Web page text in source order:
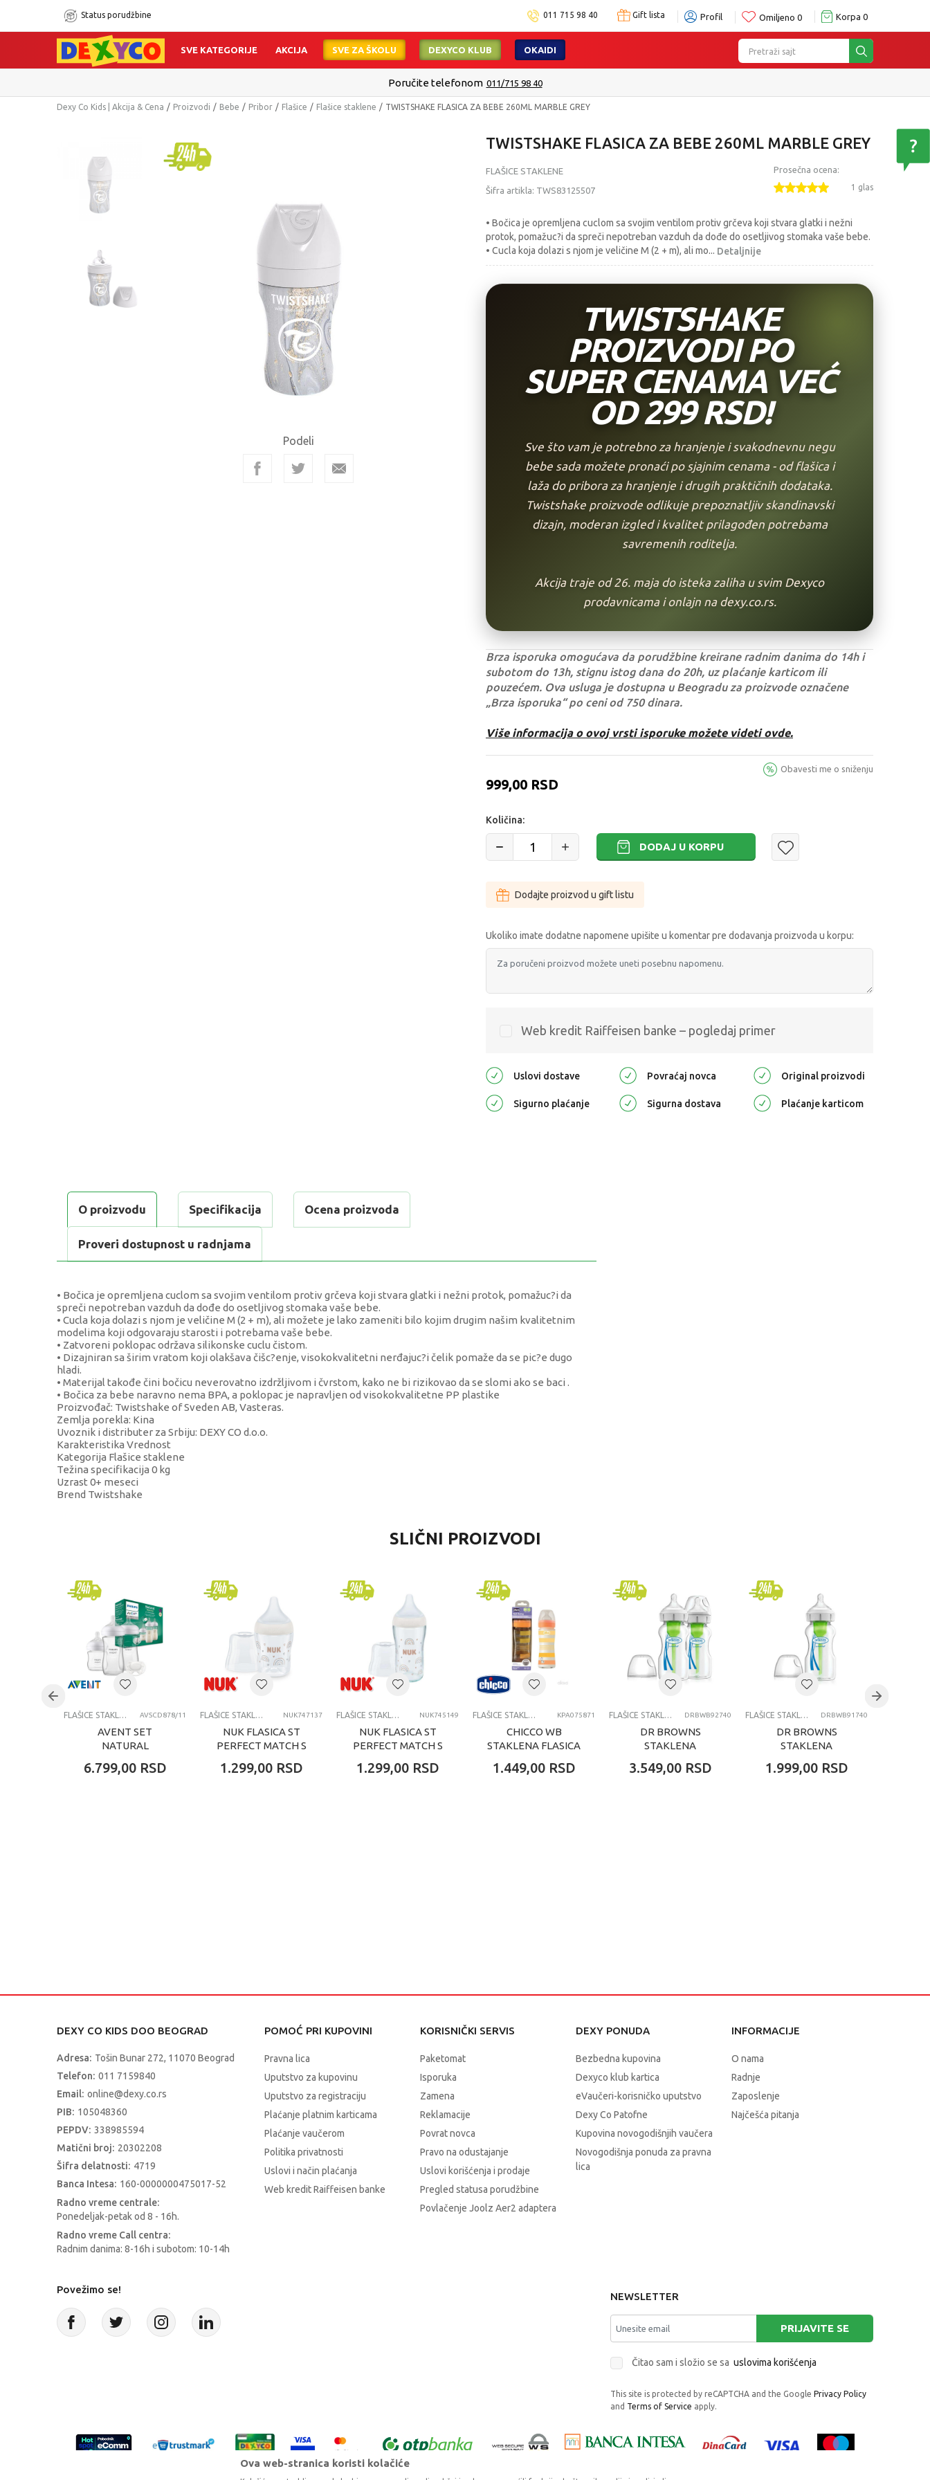
Status porudžbine 011 715 98 40 Gift lista Profil Omiljeno 0 Korpa 0
Pretraži sajt
SVE KATEGORIJE AKCIJA SVE ZA ŠKOLU DEXYCO KLUB OKAIDI
Isporuku možete očekivati u roku od 2 do 4 radna dana!
Dexy Co Kids | Akcija & Cena Proizvodi Bebe Pribor Flašice Flašice staklene TWISTSHAKE FLASICA ZA BEBE 260ML MARBLE GREY
Podeli
TWISTSHAKE FLASICA ZA BEBE 260ML MARBLE GREY
FLAŠICE STAKLENE
Šifra artikla: TWS83125507
Prosečna ocena:
1 glas
• Bočica je opremljena cuclom sa svojim ventilom protiv grčeva koji stvara glatki i nežni
protok, pomažuc?i da spreči nepotreban vazduh da dođe do osetljivog stomaka vaše bebe.
• Cucla koja dolazi s njom je veličine M (2 + m), ali mo... Detaljnije
TWISTSHAKE
PROIZVODI PO
SUPER CENAMA VEĆ
OD 299 RSD!
Sve što vam je potrebno za hranjenje i svakodnevnu negu
bebe sada možete pronaći po sjajnim cenama - od flašica i
laža do pribora za hranjenje i drugih praktičnih dodataka.
Twistshake proizvode odlikuje prepoznatljiv skandinavski
dizajn, moderan izgled i kvalitet prilagođen potrebama
savremenih roditelja.
Akcija traje od 26. maja do isteka zaliha u svim Dexyco
prodavnicama i onlajn na dexy.co.rs.
Brza isporuka omogućava da porudžbine kreirane radnim danima do 14h i
subotom do 13h, stignu istog dana do 20h, uz plaćanje karticom ili
pouzećem. Ova usluga je dostupna u Beogradu za proizvode označene
„Brza isporuka“ po ceni od 750 dinara.
Više informacija o ovoj vrsti isporuke možete videti ovde.
999,00 RSD
Obavesti me o sniženju
Količina:
DODAJ U KORPU
Dodajte proizvod u gift listu
Ukoliko imate dodatne napomene upišite u komentar pre dodavanja proizvoda u korpu:
Web kredit Raiffeisen banke – pogledaj primer
Uslovi dostave Povraćaj novca Original proizvodi
Sigurno plaćanje Sigurna dostava Plaćanje karticom
O proizvodu Specifikacija Ocena proizvoda
Proveri dostupnost u radnjama
• Bočica je opremljena cuclom sa svojim ventilom protiv grčeva koji stvara glatki i nežni protok, pomažuc?i da
spreči nepotreban vazduh da dođe do osetljivog stomaka vaše bebe.
• Cucla koja dolazi s njom je veličine M (2 + m), ali možete je lako zameniti bilo kojim drugim našim kvalitetnim
modelima koji odgovaraju starosti i potrebama vaše bebe.
• Zatvoreni poklopac održava silikonske cuclu čistom.
• Dizajniran sa širim vratom koji olakšava čišc?enje, visokokvalitetni nerđajuc?i čelik pomaže da se pic?e dugo
hladi.
• Materijal takođe čini bočicu neverovatno izdržljivom i čvrstom, kako ne bi rizikovao da se slomi ako se baci .
• Bočica za bebe naravno nema BPA, a poklopac je napravljen od visokokvalitetne PP plastike
Proizvođač: Twistshake of Sveden AB, Vasteras.
Zemlja porekla: Kina
Uvoznik i distributer za Srbiju: DEXY CO d.o.o.
Karakteristika Vrednost
Kategorija Flašice staklene
Težina specifikacija 0 kg
Uzrast 0+ meseci
Brend Twistshake
Flašice staklene
Brend Twistshake
0+ meseci
SLIČNI PROIZVODI
FLAŠICE STAKLENE AVSCD878/11
AVENT SET
NATURAL
STAKLENA FLAŠICA
6.799,00 RSD
FLAŠICE STAKLENE NUK747137
NUK FLASICA ST
PERFECT MATCH S
1.299,00 RSD
FLAŠICE STAKLENE NUK745149
NUK FLASICA ST
PERFECT MATCH S
1.299,00 RSD
FLAŠICE STAKLENE KPA075871
CHICCO WB
STAKLENA FLASICA
1.449,00 RSD
FLAŠICE STAKLENE DRBWB92740
DR BROWNS
STAKLENA
NECK FLASICA
3.549,00 RSD
FLAŠICE STAKLENE DRBWB91740
DR BROWNS
STAKLENA
NECK FLASICA
1.999,00 RSD
DEXY CO KIDS DOO BEOGRAD
Adresa: Tošin Bunar 272, 11070 Beograd
Telefon: 011 7159840
Email: online@dexy.co.rs
PIB: 105048360
PEPDV: 338985594
Matični broj: 20302208
Šifra delatnosti: 4719
Banca Intesa: 160-0000000475017-52
Radno vreme centrale:
Ponedeljak-petak od 8 - 16h.
Radno vreme Call centra:
Radnim danima: 8-16h i subotom: 10-14h
POMOĆ PRI KUPOVINI
Pravna lica
Uputstvo za kupovinu
Uputstvo za registraciju
Plaćanje platnim karticama
Plaćanje vaučerom
Politika privatnosti
Uslovi i način plaćanja
Web kredit Raiffeisen banke
KORISNIČKI SERVIS
Paketomat
Isporuka
Zamena
Reklamacije
Povrat novca
Pravo na odustajanje
Uslovi korišćenja i prodaje
Pregled statusa porudžbine
Povlačenje Joolz Aer2 adaptera
DEXY PONUDA
Bezbedna kupovina
Dexyco klub kartica
eVaučeri-korisničko uputstvo
Dexy Co Patofne
Kupovina novogodišnjih vaučera
Novogodišnja ponuda za pravna
lica
INFORMACIJE
O nama
Radnje
Zaposlenje
Najčešća pitanja
Povežimo se!
NEWSLETTER
PRIJAVITE SE
Čitao sam i složio se sa uslovima korišćenja
This site is protected by reCAPTCHA and the Google Privacy Policy
and Terms of Service apply.
Ova web-stranica koristi kolačiće